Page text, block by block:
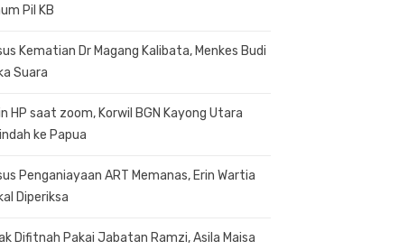
Pil KB
Kematian Dr Magang Kalibata, Menkes Budi
Suara
HP saat zoom, Korwil BGN Kayong Utara
ke Papua
Penganiayaan ART Memanas, Erin Wartia
Diperiksa
Difitnah Pakai Jabatan Ramzi, Asila Maisa